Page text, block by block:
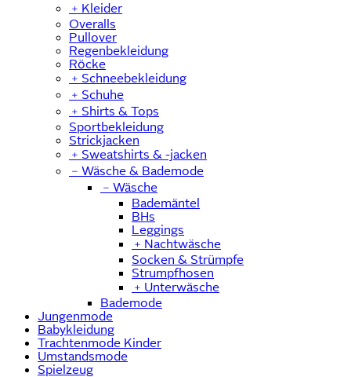
﹢ Kleider
Overalls
Pullover
Regenbekleidung
Röcke
﹢ Schneebekleidung
﹢ Schuhe
﹢ Shirts & Tops
Sportbekleidung
Strickjacken
﹢ Sweatshirts & -jacken
﹣ Wäsche & Bademode
﹣ Wäsche
Bademäntel
BHs
Leggings
﹢ Nachtwäsche
Socken & Strümpfe
Strumpfhosen
﹢ Unterwäsche
Bademode
Jungenmode
Babykleidung
Trachtenmode Kinder
Umstandsmode
Spielzeug